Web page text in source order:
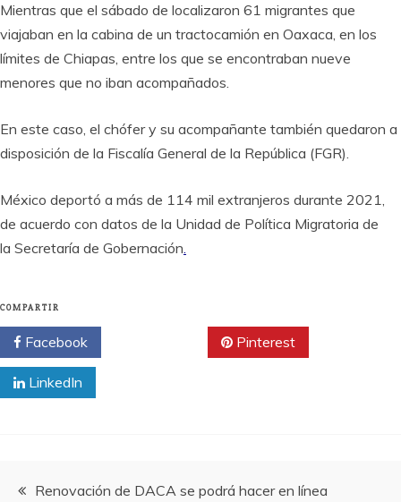
Mientras que el sábado de localizaron 61 migrantes que
viajaban en la cabina de un tractocamión en Oaxaca, en los
límites de Chiapas, entre los que se encontraban nueve
menores que no iban acompañados.
En este caso, el chófer y su acompañante también quedaron a
disposición de la Fiscalía General de la República (FGR).
México deportó a más de 114 mil extranjeros durante 2021,
de acuerdo con datos de la Unidad de Política Migratoria de
la Secretaría de Gobernación
COMPARTIR
Facebook Pinterest
LinkedIn
Navegación
Renovación de DACA se podrá hacer en línea